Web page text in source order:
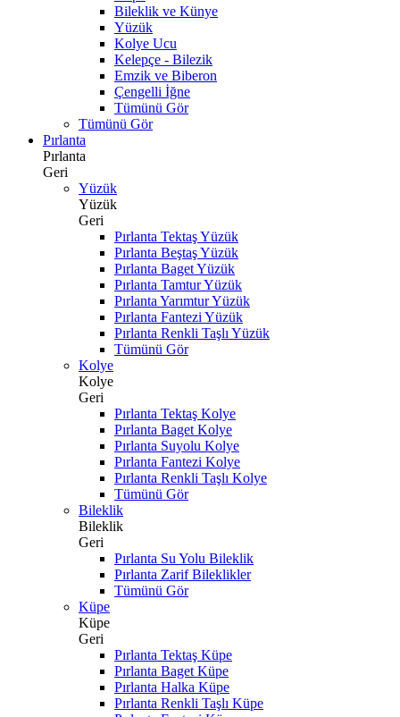
Bileklik ve Künye
Yüzük
Kolye Ucu
Kelepçe - Bilezik
Emzik ve Biberon
Çengelli İğne
Tümünü Gör
Tümünü Gör
Pırlanta
Pırlanta
Geri
Yüzük
Yüzük
Geri
Pırlanta Tektaş Yüzük
Pırlanta Beştaş Yüzük
Pırlanta Baget Yüzük
Pırlanta Tamtur Yüzük
Pırlanta Yarımtur Yüzük
Pırlanta Fantezi Yüzük
Pırlanta Renkli Taşlı Yüzük
Tümünü Gör
Kolye
Kolye
Geri
Pırlanta Tektaş Kolye
Pırlanta Baget Kolye
Pırlanta Suyolu Kolye
Pırlanta Fantezi Kolye
Pırlanta Renkli Taşlı Kolye
Tümünü Gör
Bileklik
Bileklik
Geri
Pırlanta Su Yolu Bileklik
Pırlanta Zarif Bileklikler
Tümünü Gör
Küpe
Küpe
Geri
Pırlanta Tektaş Küpe
Pırlanta Baget Küpe
Pırlanta Halka Küpe
Pırlanta Renkli Taşlı Küpe